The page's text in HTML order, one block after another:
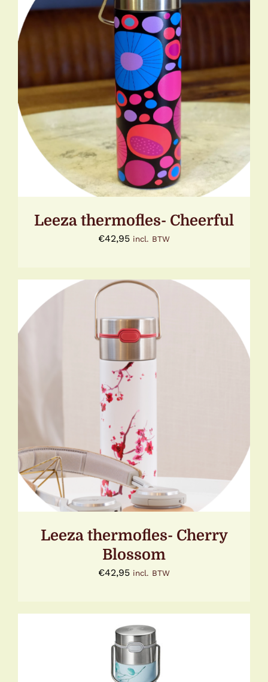
TOEVOEGEN AAN WINKELWAGEN
DETAILS
Leeza thermofles- Cheerful
€42,95 incl. BTW
TOEVOEGEN AAN WINKELWAGEN
DETAILS
Leeza thermofles- Cherry
Blossom
€42,95 incl. BTW